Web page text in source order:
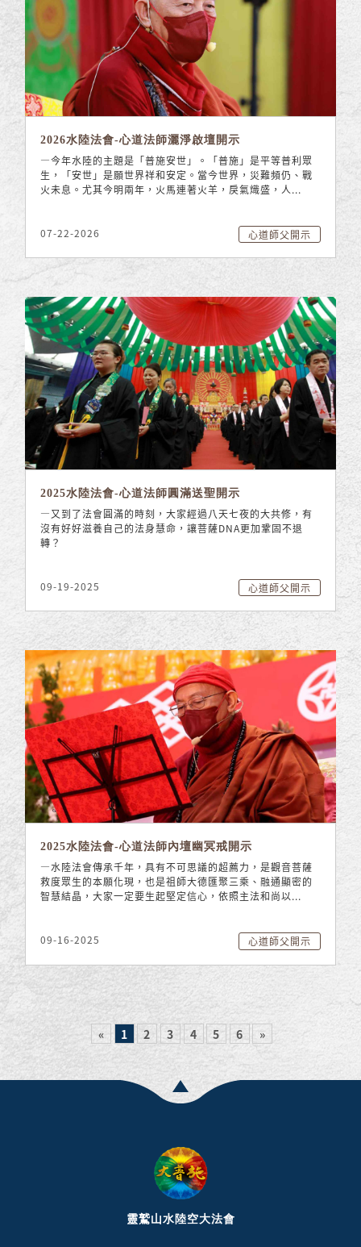
2026水陸法會-心道法師灑淨啟壇開示
—今年水陸的主題是「普施安世」。「普施」是平等普利眾
生，「安世」是願世界祥和安定。當今世界，災難頻仍、戰
火未息。尤其今明兩年，火馬連著火羊，戾氣熾盛，人...
07-22-2026 心道師父開示
2025水陸法會-心道法師圓滿送聖開示
—又到了法會圓滿的時刻，大家經過八天七夜的大共修，有
沒有好好滋養自己的法身慧命，讓菩薩DNA更加鞏固不退
轉？
09-19-2025 心道師父開示
2025水陸法會-心道法師內壇幽冥戒開示
—水陸法會傳承千年，具有不可思議的超薦力，是觀音菩薩
救度眾生的本願化現，也是祖師大德匯聚三乘、融通顯密的
智慧結晶，大家一定要生起堅定信心，依照主法和尚以...
09-16-2025 心道師父開示
« 1 2 3 4 5 6 »
靈鷲山水陸空大法會